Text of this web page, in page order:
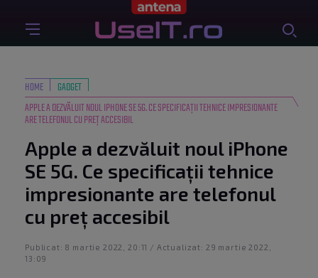
HOME
GADGET
APPLE A DEZVĂLUIT NOUL IPHONE SE 5G. CE SPECIFICAȚII TEHNICE IMPRESIONANTE
ARE TELEFONUL CU PREȚ ACCESIBIL
Apple a dezvăluit noul iPhone
SE 5G. Ce specificații tehnice
impresionante are telefonul
cu preț accesibil
Publicat: 8 martie 2022, 20:11 / Actualizat: 29 martie 2022,
13:09